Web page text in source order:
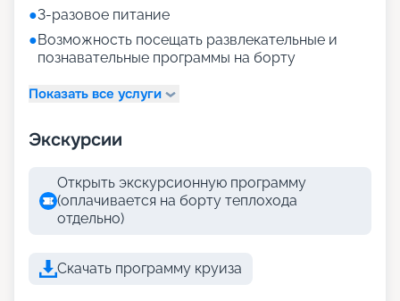
●3-разовое питание
●Возможность посещать развлекательные и
познавательные программы на борту
Показать все услуги
Экскурсии
Открыть экскурсионную программу
(оплачивается на борту теплохода
отдельно)
Скачать программу круиза